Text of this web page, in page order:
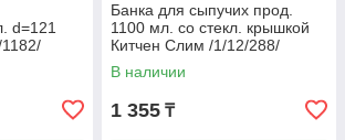
d=121
Банка для сыпучих прод.
1100 мл. со стекл. крышкой
Китчен Слим /1/12/288/
АКЦИЯ
В наличии
1 355 ₸